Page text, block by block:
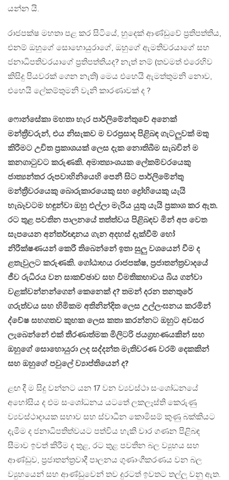
යන්න යි.
රාජපක්ෂ මහතා පළ කර සිටියේ, හුදෙක් ආණ්ඩුවේ ප්‍රතිපත්තිය,
එනම් ඔහුගේ සොහොයුරාගේ, ඔහුගේ ඇමතිවරයාගේ සහ
ජනාධිපතිවරයාගේ ප්‍රතිපත්තියද? නැත් නම් (තවමත් එරෙහිව
කිසිදු පියවරක් ගෙන නැති) මෙය එහෙයි ඇමත්තුමනි නොව,
එහෙයි ලේකම්තුමනි වැනි කාරණාවක් ද ?
ෆොන්සේකා මහතා හැර පාර්ලිමේන්තුවේ අනෙක්
මන්ත්‍රීවරුන්, එය නිසැකව ම වරප්‍රසාද පිළිබඳ ගැටලුවක් මතු
කිරීමට උචිත ප්‍රකාශයක් ලෙස දැක නොතිබීම සැබවින් ම
කනගාටුවට කරුණකි. අමාත්‍යාංශයක ලේකම්වරයෙකු
ජාත්‍යන්තර රූපවාහිනියෙහි පෙනී සිට පාර්ලිමේන්තු
මන්ත්‍රීවරයෙකු බොරුකාරයෙකු සහ ද්‍රෝහියෙකු යැයි
හැබෑවටම හඳුන්වා ඔහු එල්ලා මැරිය යුතු යැයි ප්‍රකාශ කර ඇත.
රට තුළ පවතින පාලනයේ තත්ත්වය පිළිබඳව මින් අප වෙත
සැපයෙන අන්තර්ඥානය ගැන අදහස් දැක්වීම් හෝ
නිරීක්ෂණයන් කෙරී තිබෙන්නේ ඉතා සුලු වශයෙන් වීම ද
ළතැවුලට කරුණකි. ගෝඨාභය රාජපක්ෂ, ප්‍රජාතන්ත්‍රවාදයේ
ජීව රුධිරය වන සාකච්ඡාව සහ විමතිකභාවය බිය ගන්වා
වළක්වන්නන්ගෙන් කෙනෙක් ද? තමන් දරන තනතුරේ
ගරුත්වය සහ හිමිකම අතිනින්දිත ලෙස උල්ලංඝනය කරමින්
ද්වේෂ සහගතව කුහක ලෙස කතා කරන්නට ඔහුට අවසර
ලැබෙන්නේ එක් තීරණාත්මක මිලිටරි ජයග්‍රහණයකින් සහ
ඔහුගේ සොහොයුරා ලද සද්දන්ත මැතිවරණ වරම් දෙකකින්
සහ ඔහුගේ පවුලේ ව්‍යාප්තියෙන් ද?
ළඟ දී ම සිදු වන්නට යන 17 වන ව්‍යවස්ථා සංශෝධනයේ
අහෝසිය ද එම සංශෝධනය යටතේ ලකලෑස්ති කෙරුණු
ව්‍යවස්ථාදායක සභාව සහ ස්වාධීන කොමිසම් කුණු බක්කියට
දැමීම ද ජනාධිපතිත්වයට පත්විය හැකි වාර ගණන පිළිබඳ
සීමාව ඉවත් කිරීම ද තුළ, රට තුළ පවතින බල ව්‍යුහය සහ
ආණ්ඩුව, ප්‍රජාතන්ත්‍රවාදී පාලනය ගුණාංගීකරණය වන බල
ව්‍යුහයෙන් සහ ආණ්ඩුවෙන් තව දුරටත් ඉවතට තල්ලු වනු ඇත.